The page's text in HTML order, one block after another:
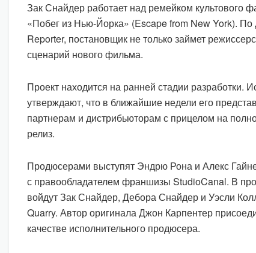
Зак Снайдер работает над ремейком культового
«Побег из Нью-Йорка» (Escape from New York).
Reporter, постановщик не только займет
сценарий нового фильма.
Проект находится на ранней стадии разработки.
утверждают, что в ближайшие недели его
партнерам и дистрибьюторам с прицелом на
релиз.
Продюсерами выступят Эндрю Рона и Алекс
с правообладателем франшизы StudioCanal. В
войдут Зак Снайдер, Дебора Снайдер и Уэсли
Quarry. Автор оригинала Джон Карпентер
качестве исполнительного продюсера.